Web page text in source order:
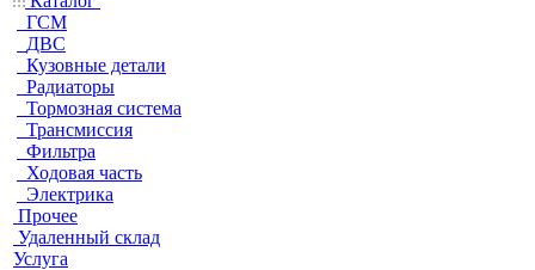
ГСМ
ДВС
Кузовные детали
Радиаторы
Тормозная система
Трансмиссия
Фильтра
Ходовая часть
Электрика
Прочее
Удаленный склад
Услуга